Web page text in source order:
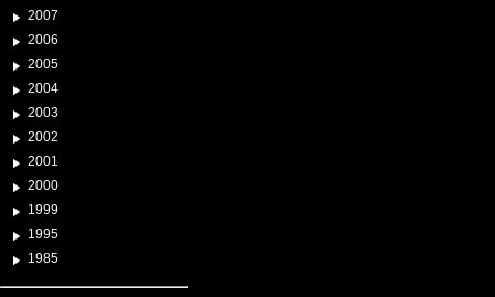
2007
2006
2005
2004
2003
2002
2001
2000
1999
1995
1985